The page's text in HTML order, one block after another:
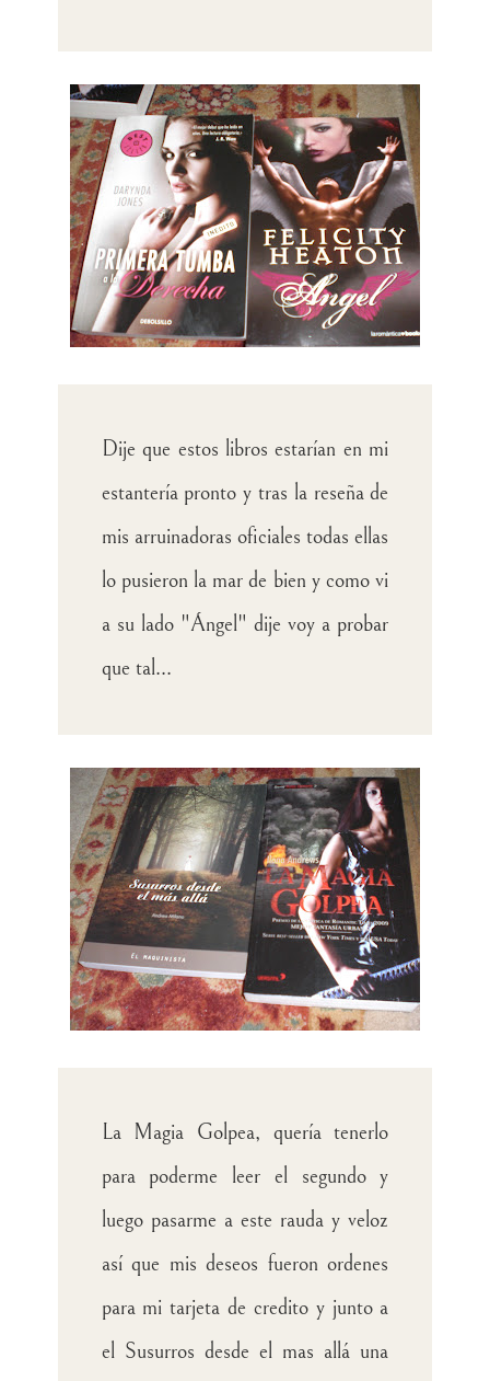
Dije que estos libros estarían en mi
estantería pronto y tras la reseña de
mis arruinadoras oficiales todas ellas
lo pusieron la mar de bien y como vi
a su lado "Ángel" dije voy a probar
que tal...
La Magia Golpea, quería tenerlo
para poderme leer el segundo y
luego pasarme a este rauda y veloz
así que mis deseos fueron ordenes
para mi tarjeta de credito y junto a
el Susurros desde el mas allá una